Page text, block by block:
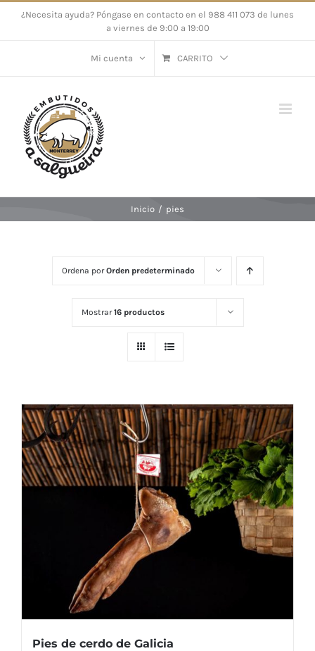
Saltar¿Necesita ayuda? Póngase en contacto en el 988 411 073 de lunes
a viernes de 9:00 a 19:00
Mi cuenta CARRITO
Inicio / pies
Ordena porOrden predeterminado
Mostrar16 productos
Pies de cerdo de Galicia